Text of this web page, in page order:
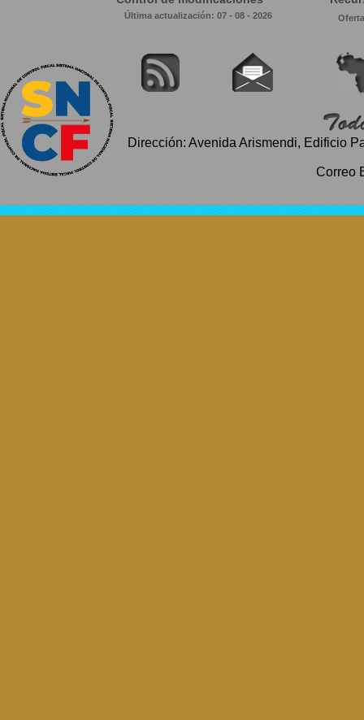
Última actualización: 07 - 08 - 2026
Dirección: Avenida Arismendi, Edificio
Correo